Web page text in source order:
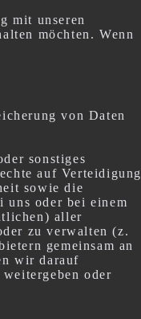
mit unseren
möchten. Wenn
von Daten
sonstiges
auf Verteidigung
sowie die
oder bei einem
aller
zu verwalten (z.
gemeinsam an
wir darauf
oder